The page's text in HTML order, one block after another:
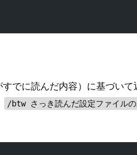
でに読んだ内容）に基づい
/btw さっき読んだ設定ファイル